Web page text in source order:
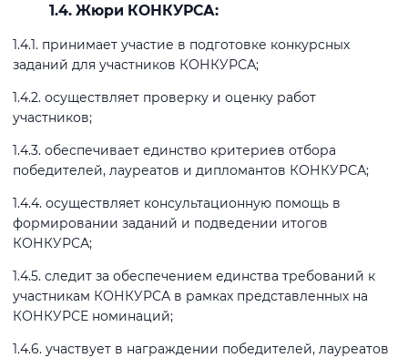
1.4. Жюри КОНКУРСА:
1.4.1. принимает участие в подготовке конкурсных
заданий для участников КОНКУРСА;
1.4.2. осуществляет проверку и оценку работ
участников;
1.4.3. обеспечивает единство критериев отбора
победителей, лауреатов и дипломантов КОНКУРСА;
1.4.4. осуществляет консультационную помощь в
формировании заданий и подведении итогов
КОНКУРСА;
1.4.5. следит за обеспечением единства требований к
участникам КОНКУРСА в рамках представленных на
КОНКУРСЕ номинаций;
1.4.6. участвует в награждении победителей, лауреатов